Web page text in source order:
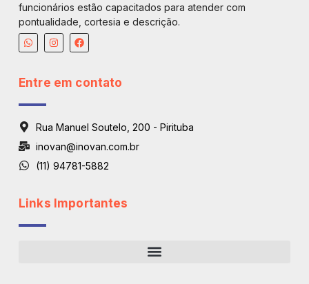
funcionários estão capacitados para atender com
pontualidade, cortesia e descrição.
Entre em contato
Rua Manuel Soutelo, 200 - Pirituba
inovan@inovan.com.br
(11) 94781-5882
Links Importantes